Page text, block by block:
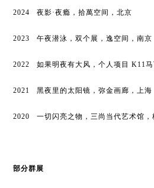
2024 夜影·夜瘾，拾萬空间，北京
2023 午夜潜泳，双个展，逸空间，南京
2022 如果明夜有⼤⻛ ，个 ⼈项⽬ K11⻢
2021 ⿊夜⾥的太阳镜，弥⾦画廊，上海
2020 ⼀切闪亮之物，三尚当代艺术馆，
部分群展